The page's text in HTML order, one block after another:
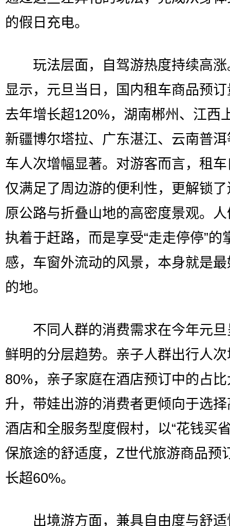
的假日充电。
玩法层面，自驾游热度持续高涨
显示，元旦当日，国内租车商品预
去年增长超120%，湖南郴州、江西
新疆博尔塔拉、广东湛江、云南普
车人次增幅显著。对游客而言，租
仅满足了周边游的便利性，更解锁
原公路与折叠山地的高密度景观。
执着于赶路，而是享受“走走停停”的
感，车窗外流动的风景，本身就是
的地。
不同人群的消费需求在今年元旦
鲜明的分层趋势。亲子人群出行人
80%，亲子家庭在酒店预订中的占
升，带娃出游的消费者更倾向于选
酒店和全服务型度假村，以“花钱买
保旅途的舒适度，Z世代旅游商品预
长超60%。
出境游方面，兼具自由度与舒适